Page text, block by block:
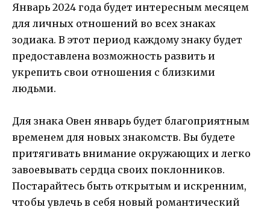
Январь 2024 года будет интересным месяцем
для личных отношений во всех знаках
зодиака. В этот период каждому знаку будет
предоставлена возможность развить и
укрепить свои отношения с близкими
людьми.
Для знака Овен январь будет благоприятным
временем для новых знакомств. Вы будете
притягивать внимание окружающих и легко
завоевывать сердца своих поклонников.
Постарайтесь быть открытым и искренним,
чтобы увлечь в себя новый романтический